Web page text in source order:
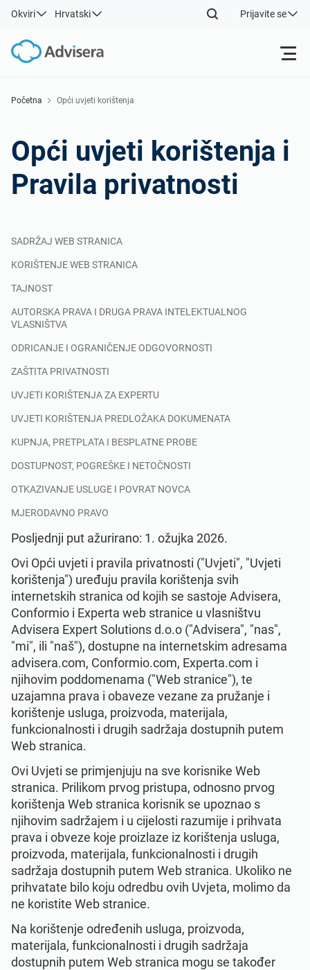
Okviri Hrvatski Prijavite se
NIS 2
ISO 42001
EU GDPR
ISO 45001
ISO 13485
EU MDR
ISO 20000
ISO 22301
ISO 17025
IATF 16949
AS9100
Po vrsti
Ostalo
Gospodarske grane
IT & SaaS tvrtke
Kritične infrastrukture
Obrazovanje
Telekomunikacije
Bankarstvo i financije
Državna tijela
Zdravstvene organizacije
Medicinski uređaji
Zrakoplovna industrija
Automobilska industrija
Laboratoriji
Kontaktirajte nas
Započnite
Početna Opći uvjeti korištenja
Opći uvjeti korištenja i
Pravila privatnosti
SADRŽAJ WEB STRANICA
KORIŠTENJE WEB STRANICA
TAJNOST
AUTORSKA PRAVA I DRUGA PRAVA INTELEKTUALNOG
VLASNIŠTVA
ODRICANJE I OGRANIČENJE ODGOVORNOSTI
ZAŠTITA PRIVATNOSTI
UVJETI KORIŠTENJA ZA EXPERTU
UVJETI KORIŠTENJA PREDLOŽAKA DOKUMENATA
KUPNJA, PRETPLATA I BESPLATNE PROBE
DOSTUPNOST, POGREŠKE I NETOČNOSTI
OTKAZIVANJE USLUGE I POVRAT NOVCA
MJERODAVNO PRAVO
Posljednji put ažurirano: 1. ožujka 2026.
Ovi Opći uvjeti i pravila privatnosti ("Uvjeti", "Uvjeti
korištenja") uređuju pravila korištenja svih
internetskih stranica od kojih se sastoje Advisera,
Conformio i Experta web stranice u vlasništvu
Advisera Expert Solutions d.o.o ("Advisera", "nas",
"mi", ili "naš"), dostupne na internetskim adresama
advisera.com, Conformio.com, Experta.com i
njihovim poddomenama ("Web stranice"), te
uzajamna prava i obaveze vezane za pružanje i
korištenje usluga, proizvoda, materijala,
funkcionalnosti i drugih sadržaja dostupnih putem
Web stranica.
Ovi Uvjeti se primjenjuju na sve korisnike Web
stranica. Prilikom prvog pristupa, odnosno prvog
korištenja Web stranica korisnik se upoznao s
njihovim sadržajem i u cijelosti razumije i prihvata
prava i obveze koje proizlaze iz korištenja usluga,
proizvoda, materijala, funkcionalnosti i drugih
sadržaja dostupnih putem Web stranica. Ukoliko ne
prihvatate bilo koju odredbu ovih Uvjeta, molimo da
ne koristite Web stranice.
Na korištenje određenih usluga, proizvoda,
materijala, funkcionalnosti i drugih sadržaja
dostupnih putem Web stranica mogu se također